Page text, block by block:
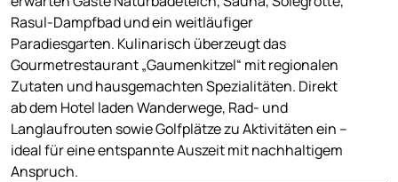
Rasul-Dampfbad und ein weitläufiger
Paradiesgarten. Kulinarisch überzeugt das
Gourmetrestaurant „Gaumenkitzel“ mit regionalen
Zutaten und hausgemachten Spezialitäten. Direkt
ab dem Hotel laden Wanderwege, Rad- und
Langlaufrouten sowie Golfplätze zu Aktivitäten ein –
ideal für eine entspannte Auszeit mit nachhaltigem
Anspruch.